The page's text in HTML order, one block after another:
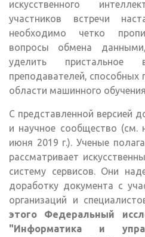
искусственного
участников встречи
необходимо четко
вопросы обмена
уделить пристальное
преподавателей, способных
области машинного
С представленной версией
и научное сообщество (см.
июня 2019 г.). Ученые
рассматривает
систему сервисов. Они
доработку документа с
организаций и
этого Федеральный
"Информатика и